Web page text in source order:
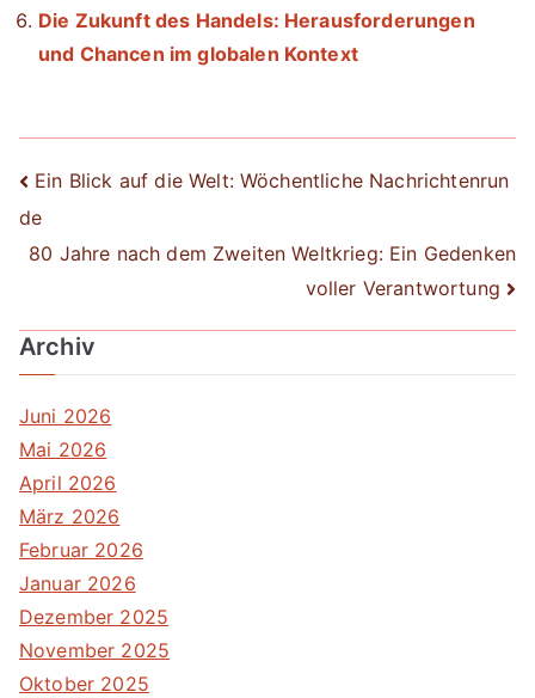
Die Zukunft des Handels: Herausforderungen
und Chancen im globalen Kontext
Beitrags-
Navigation
Ein Blick auf die Welt: Wöchentliche Nachrichtenrun
de
80 Jahre nach dem Zweiten Weltkrieg: Ein Gedenken
voller Verantwortung
Archiv
Juni 2026
Mai 2026
April 2026
März 2026
Februar 2026
Januar 2026
Dezember 2025
November 2025
Oktober 2025